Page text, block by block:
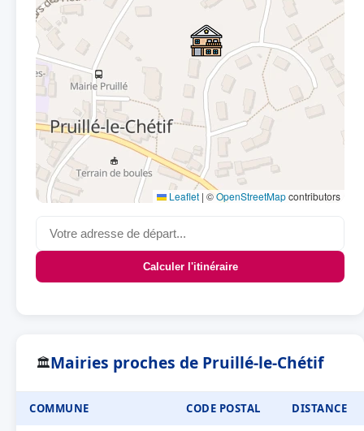
Leaflet | ©OpenStreetMapcontributors
Calculer l'itinéraire
🏛Mairies proches de Pruillé-le-Chétif
COMMUNE CODE POSTAL DISTANCE